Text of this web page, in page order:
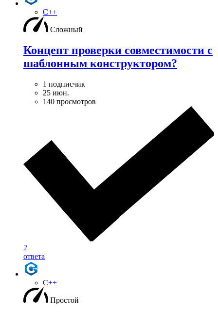
C++
Сложный
Концепт проверки совместимости с
шаблонным конструктором?
1 подписчик
25 июн.
140 просмотров
2
ответа
C++
Простой